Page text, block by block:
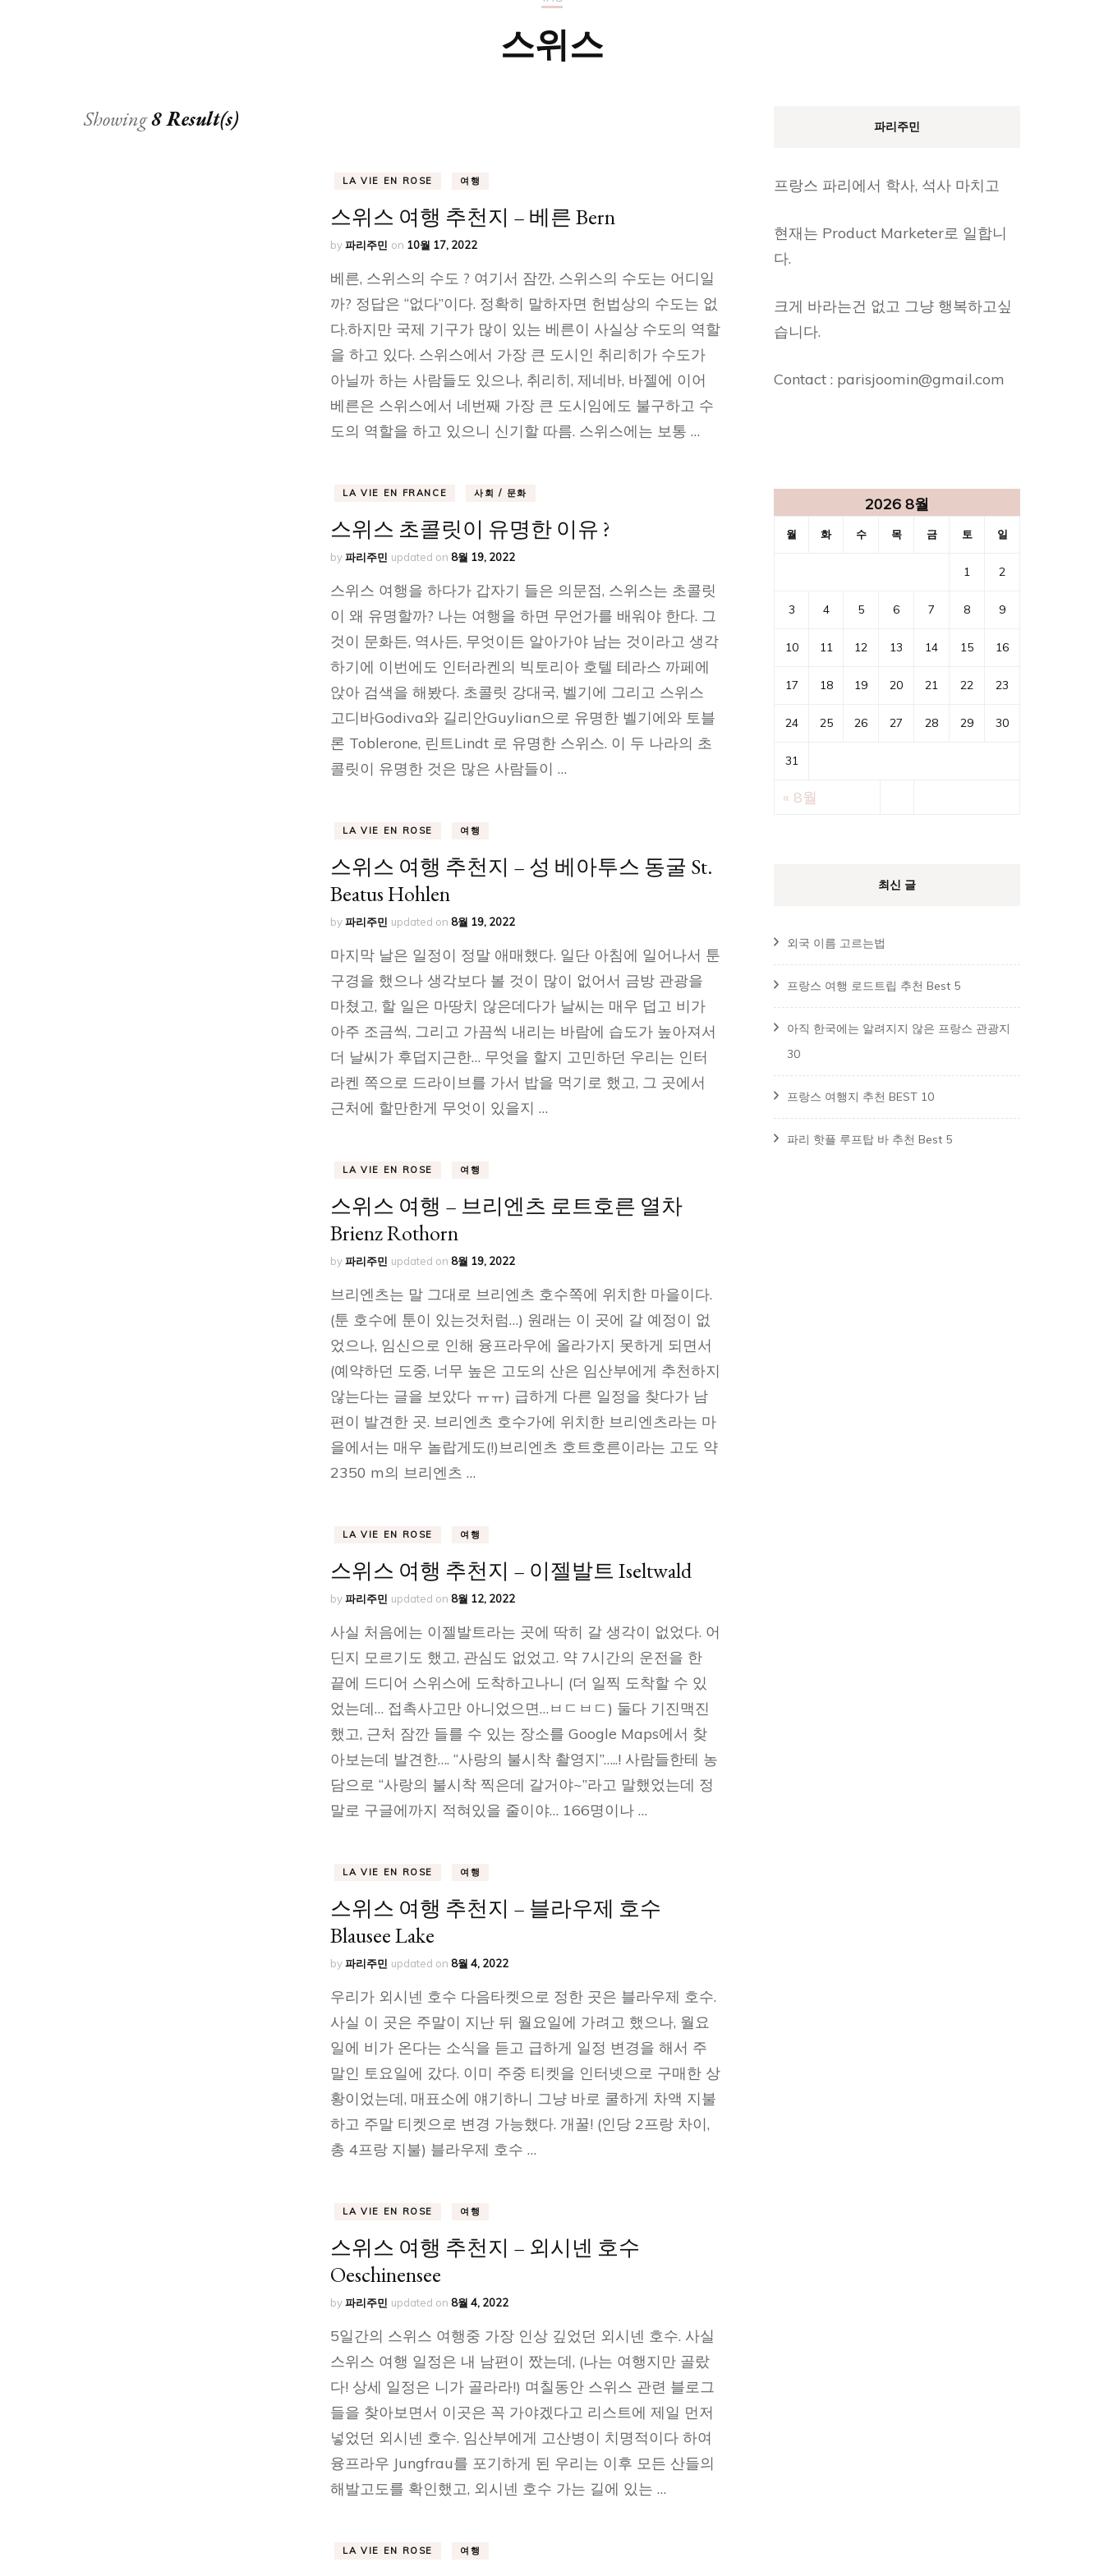
유용한 정보
스위스
Showing8 Result(s)
LA VIE EN ROSE 여행
스위스 여행 추천지 – 베른 Bern
by파리주민 on 10월 17, 2022
베른, 스위스의 수도 ? 여기서 잠깐, 스위스의 수도는 어디일
까? 정답은 “없다”이다. 정확히 말하자면 헌법상의 수도는 없
다.하지만 국제 기구가 많이 있는 베른이 사실상 수도의 역할
을 하고 있다. 스위스에서 가장 큰 도시인 취리히가 수도가
아닐까 하는 사람들도 있으나, 취리히, 제네바, 바젤에 이어
베른은 스위스에서 네번째 가장 큰 도시임에도 불구하고 수
도의 역할을 하고 있으니 신기할 따름. 스위스에는 보통 …
LA VIE EN FRANCE 사회 / 문화
스위스 초콜릿이 유명한 이유 ?
by파리주민 updated on 8월 19, 2022
스위스 여행을 하다가 갑자기 들은 의문점, 스위스는 초콜릿
이 왜 유명할까? 나는 여행을 하면 무언가를 배워야 한다. 그
것이 문화든, 역사든, 무엇이든 알아가야 남는 것이라고 생각
하기에 이번에도 인터라켄의 빅토리아 호텔 테라스 까페에
앉아 검색을 해봤다. 초콜릿 강대국, 벨기에 그리고 스위스
고디바Godiva와 길리안Guylian으로 유명한 벨기에와 토블
론 Toblerone, 린트Lindt 로 유명한 스위스. 이 두 나라의 초
콜릿이 유명한 것은 많은 사람들이 …
LA VIE EN ROSE 여행
스위스 여행 추천지 – 성 베아투스 동굴 St.
Beatus Hohlen
by파리주민 updated on 8월 19, 2022
마지막 날은 일정이 정말 애매했다. 일단 아침에 일어나서 툰
구경을 했으나 생각보다 볼 것이 많이 없어서 금방 관광을
마쳤고, 할 일은 마땅치 않은데다가 날씨는 매우 덥고 비가
아주 조금씩, 그리고 가끔씩 내리는 바람에 습도가 높아져서
더 날씨가 후덥지근한… 무엇을 할지 고민하던 우리는 인터
라켄 쪽으로 드라이브를 가서 밥을 먹기로 했고, 그 곳에서
근처에 할만한게 무엇이 있을지 …
LA VIE EN ROSE 여행
스위스 여행 – 브리엔츠 로트호른 열차
Brienz Rothorn
by파리주민 updated on 8월 19, 2022
브리엔츠는 말 그대로 브리엔츠 호수쪽에 위치한 마을이다.
(툰 호수에 툰이 있는것처럼…) 원래는 이 곳에 갈 예정이 없
었으나, 임신으로 인해 융프라우에 올라가지 못하게 되면서
(예약하던 도중, 너무 높은 고도의 산은 임산부에게 추천하지
않는다는 글을 보았다 ㅠㅠ) 급하게 다른 일정을 찾다가 남
편이 발견한 곳. 브리엔츠 호수가에 위치한 브리엔츠라는 마
을에서는 매우 놀랍게도(!)브리엔츠 호트호른이라는 고도 약
2350 m의 브리엔츠 …
LA VIE EN ROSE 여행
스위스 여행 추천지 – 이젤발트 Iseltwald
by파리주민 updated on 8월 12, 2022
사실 처음에는 이젤발트라는 곳에 딱히 갈 생각이 없었다. 어
딘지 모르기도 했고, 관심도 없었고. 약 7시간의 운전을 한
끝에 드디어 스위스에 도착하고나니 (더 일찍 도착할 수 있
었는데… 접촉사고만 아니었으면…ㅂㄷㅂㄷ) 둘다 기진맥진
했고, 근처 잠깐 들를 수 있는 장소를 Google Maps에서 찾
아보는데 발견한…. “사랑의 불시착 촬영지”…..! 사람들한테 농
담으로 “사랑의 불시착 찍은데 갈거야~”라고 말했었는데 정
말로 구글에까지 적혀있을 줄이야… 166명이나 …
LA VIE EN ROSE 여행
스위스 여행 추천지 – 블라우제 호수
Blausee Lake
by파리주민 updated on 8월 4, 2022
우리가 외시넨 호수 다음타켓으로 정한 곳은 블라우제 호수.
사실 이 곳은 주말이 지난 뒤 월요일에 가려고 했으나, 월요
일에 비가 온다는 소식을 듣고 급하게 일정 변경을 해서 주
말인 토요일에 갔다. 이미 주중 티켓을 인터넷으로 구매한 상
황이었는데, 매표소에 얘기하니 그냥 바로 쿨하게 차액 지불
하고 주말 티켓으로 변경 가능했다. 개꿀! (인당 2프랑 차이,
총 4프랑 지불) 블라우제 호수 …
LA VIE EN ROSE 여행
스위스 여행 추천지 – 외시넨 호수
Oeschinensee
by파리주민 updated on 8월 4, 2022
5일간의 스위스 여행중 가장 인상 깊었던 외시넨 호수. 사실
스위스 여행 일정은 내 남편이 짰는데, (나는 여행지만 골랐
다! 상세 일정은 니가 골라라!) 며칠동안 스위스 관련 블로그
들을 찾아보면서 이곳은 꼭 가야겠다고 리스트에 제일 먼저
넣었던 외시넨 호수. 임산부에게 고산병이 치명적이다 하여
융프라우 Jungfrau를 포기하게 된 우리는 이후 모든 산들의
해발고도를 확인했고, 외시넨 호수 가는 길에 있는 …
LA VIE EN ROSE 여행
파리주민
프랑스 파리에서 학사, 석사 마치고
현재는 Product Marketer로 일합니
다.
크게 바라는건 없고 그냥 행복하고싶
습니다.
Contact : parisjoomin@gmail.com
2026 8월
월 화 수 목 금 토 일
1 2
3 4 5 6 7 8 9
10 11 12 13 14 15 16
17 18 19 20 21 22 23
24 25 26 27 28 29 30
31
« 8월
최신 글
외국 이름 고르는법
프랑스 여행 로드트립 추천 Best 5
아직 한국에는 알려지지 않은 프랑스 관광지
30
프랑스 여행지 추천 BEST 10
파리 핫플 루프탑 바 추천 Best 5